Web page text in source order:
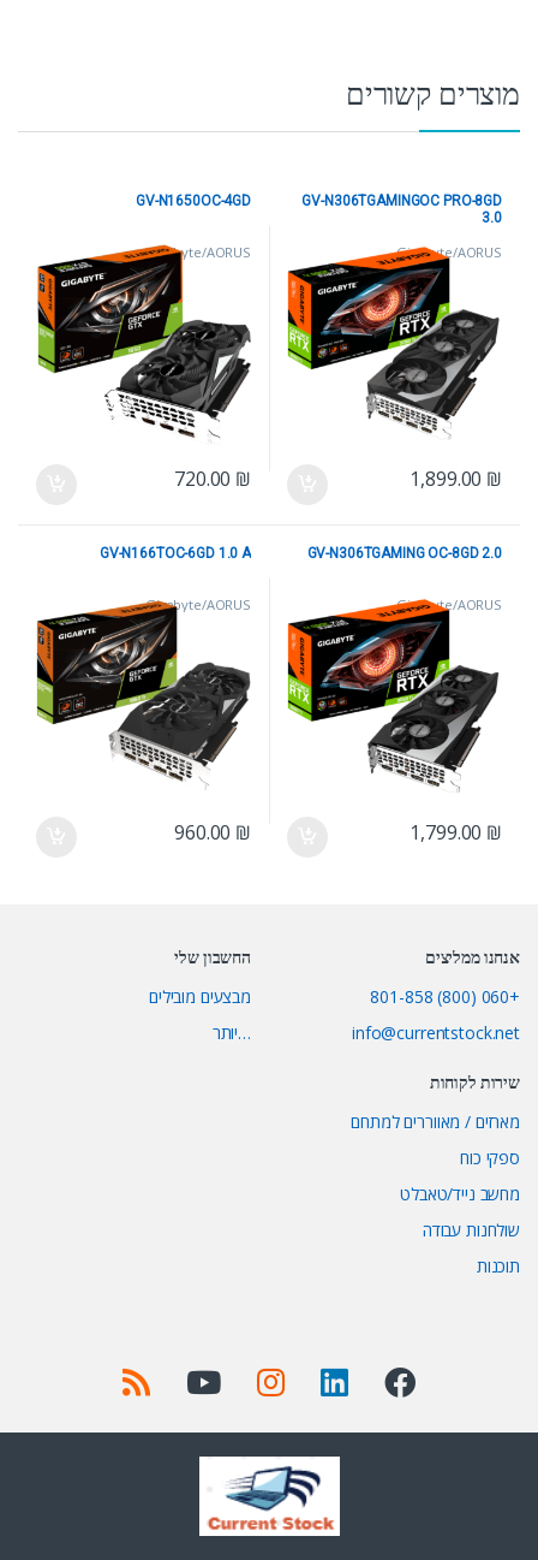
מוצרים קשורים
Gigabyte/AORUS
GV-N306TGAMINGOC PRO-8GD
3.0
1,899.00 ₪
Gigabyte/AORUS
GV-N1650OC-4GD
720.00 ₪
Gigabyte/AORUS
GV-N306TGAMING OC-8GD 2.0
1,799.00 ₪
Gigabyte/AORUS
GV-N166TOC-6GD 1.0 A
960.00 ₪
אנחנו ממליצים
+060 (800) 801-858
info@currentstock.net
החשבון שלי
מבצעים מובילים
…יותר
שירות לקוחות
מארזים / מאווררים למתחם
ספקי כוח
מחשב נייד/טאבלט
שולחנות עבודה
תוכנות